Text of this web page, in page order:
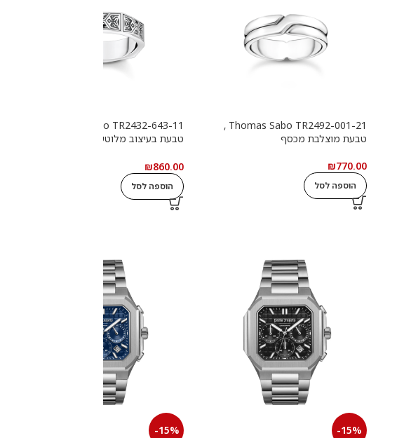
Thomas Sabo TR2492-001-21 ,
טבעת מוצלבת מכסף
₪770.00
הוספה לסל
טבעת בעיצוב מלוטש עם אבנים
₪860.00
הוספה לסל
-15%
-15%